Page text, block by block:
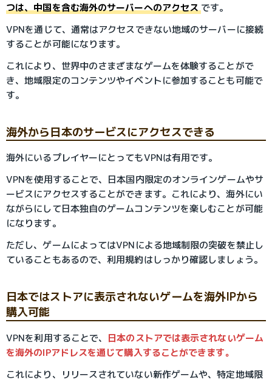
つは、中国を含む海外のサーバーへのアクセス です。
VPNを通じて、通常はアクセスできない地域のサーバーに接続
することが可能になります。
これにより、世界中のさまざまなゲームを体験することがで
き、地域限定のコンテンツやイベントに参加することも可能で
す。
海外から日本のサービスにアクセスできる
海外にいるプレイヤーにとってもVPNは有用です。
VPNを使用することで、日本国内限定のオンラインゲームやサ
ービスにアクセスすることができます。これにより、海外にい
ながらにして日本独自のゲームコンテンツを楽しむことが可能
になります。
ただし、ゲームによってはVPNによる地域制限の突破を禁止し
ていることもあるので、利用規約はしっかり確認しましょう。
日本ではストアに表示されないゲームを海外IPから
購入可能
VPNを利用することで、 日本のストアでは表示されないゲーム
を海外のIPアドレスを通じて購入することができます。
これにより、リリースされていない新作ゲームや、特定地域限